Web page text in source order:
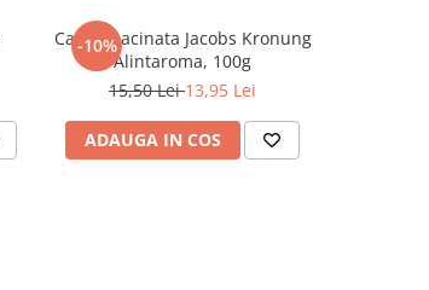
-10%
Cafea macinata Jacobs Kronung
Alintaroma, 100g
15,50 Lei13,95 Lei
ADAUGA IN COS